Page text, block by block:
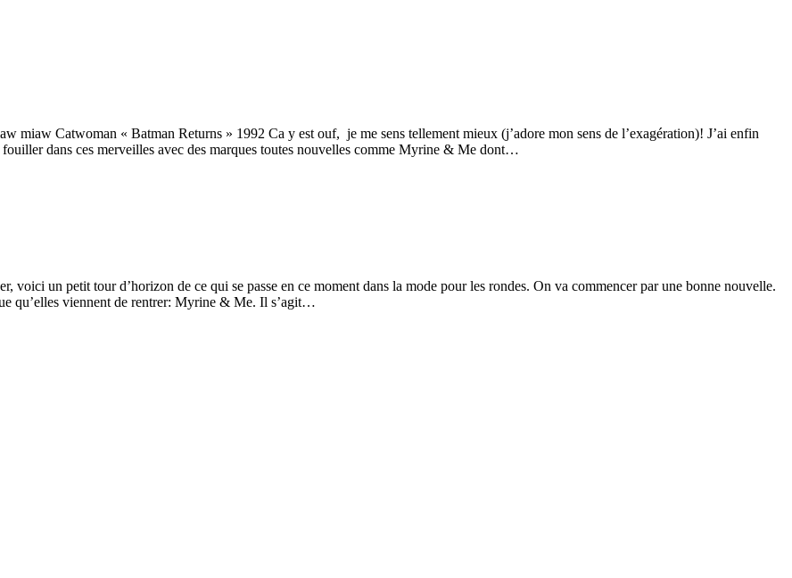
miaw Catwoman « Batman Returns » 1992 Ca y est ouf, je me sens tellement mieux (j’adore mon sens de l’exagération)! J’ai enfin
dans ces merveilles avec des marques toutes nouvelles comme Myrine & Me dont…
voici un petit tour d’horizon de ce qui se passe en ce moment dans la mode pour les rondes. On va commencer par une bonne nouvelle.
qu’elles viennent de rentrer: Myrine & Me. Il s’agit…